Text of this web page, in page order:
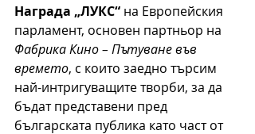
Награда „ЛУКС“ на Европейския
парламент, основен партньор на
Фабрика Кино – Пътуване във
времето, с които заедно търсим
най-интригуващите творби, за да
бъдат представени пред
българската публика като част от